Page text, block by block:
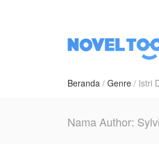
Beranda Genre Istri
Nama Author: